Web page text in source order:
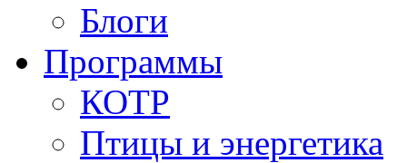
Блоги
Программы
КОТР
Птицы и энергетика